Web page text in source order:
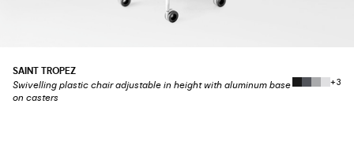
SAINT TROPEZ
Swivelling plastic chair adjustable in height with aluminum base
on casters
+3